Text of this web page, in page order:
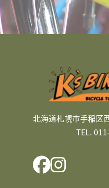
北海道札幌市手稲区
TEL.